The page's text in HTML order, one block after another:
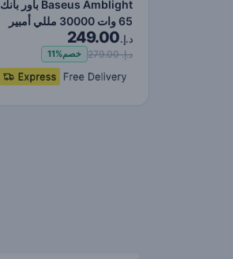
Baseus Amblight باور بانك
65 وات 30000 مللي أمبير
في الساعة إصدا…
د.إ.249.00
د.إ. 279.00 خصم11%